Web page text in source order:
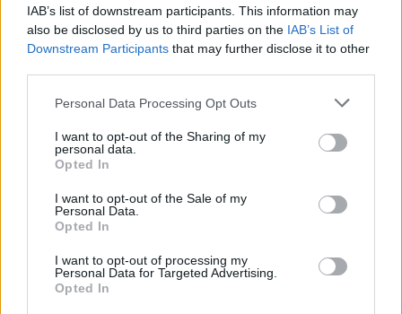
IAB’s list of downstream participants. This information may
also be disclosed by us to third parties on the IAB’s List of
Downstream Participants that may further disclose it to other
Personal Data Processing Opt Outs
I want to opt-out of the Sharing of my
personal data.
Opted In
I want to opt-out of the Sale of my
Personal Data.
Opted In
I want to opt-out of processing my
Personal Data for Targeted Advertising.
Opted In
Θέσεις εργασίας
Όλες οι Θέσεις Εργασίας
Θέσεις Εργασίας ανά Ειδικότητα
Θέσεις Εργασίας ανά Εταιρεία
Κέντρο Βοήθειας
Υπηρεσίες υποψηφίων
Καταχώρηση Online Βιογραφικού